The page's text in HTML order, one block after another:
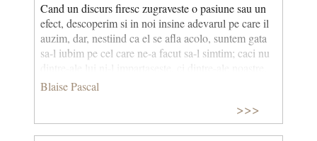
Cand un discurs firesc zugraveste o pasiune sau un
efect, descoperim si in noi insine adevarul pe care il
auzim, dar, nestiind ca el se afla acolo, suntem gata
sa-l iubim pe cel care ne-a facut sa-l simtim; caci nu
Binele pe care ni-l face ne indeamna sa-l iubim, in
l indrageasca tocmai pentru aceasta comuniune a
intelegerii.
Blaise Pascal
>>>